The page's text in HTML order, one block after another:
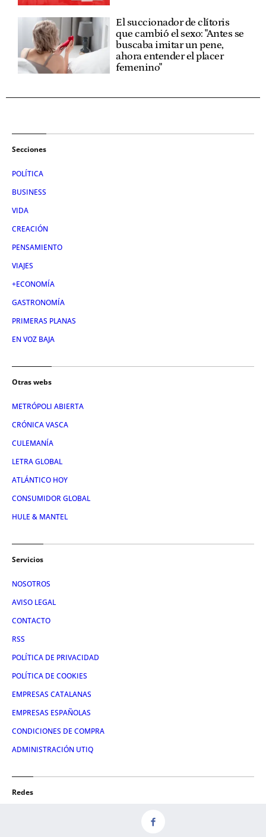
El succionador de clítoris
que cambió el sexo: "Antes se
buscaba imitar un pene,
ahora entender el placer
femenino"
Secciones
POLÍTICA
BUSINESS
VIDA
CREACIÓN
PENSAMIENTO
VIAJES
+ECONOMÍA
GASTRONOMÍA
PRIMERAS PLANAS
EN VOZ BAJA
Otras webs
METRÓPOLI ABIERTA
CRÓNICA VASCA
CULEMANÍA
LETRA GLOBAL
ATLÁNTICO HOY
CONSUMIDOR GLOBAL
HULE & MANTEL
Servicios
NOSOTROS
AVISO LEGAL
CONTACTO
RSS
POLÍTICA DE PRIVACIDAD
POLÍTICA DE COOKIES
EMPRESAS CATALANAS
EMPRESAS ESPAÑOLAS
CONDICIONES DE COMPRA
ADMINISTRACIÓN UTIQ
Redes